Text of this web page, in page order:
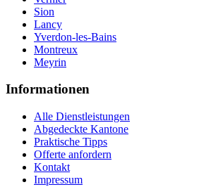
Sion
Lancy
Yverdon-les-Bains
Montreux
Meyrin
Informationen
Alle Dienstleistungen
Abgedeckte Kantone
Praktische Tipps
Offerte anfordern
Kontakt
Impressum